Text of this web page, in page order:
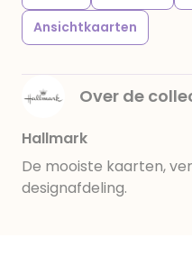
Ansichtkaarten
Over de
Hallmark
De mooiste kaarten,
designafdeling.